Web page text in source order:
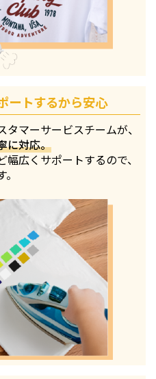
ートするから安心
マーサービスチームが、
に対応。
広くサポートするので、